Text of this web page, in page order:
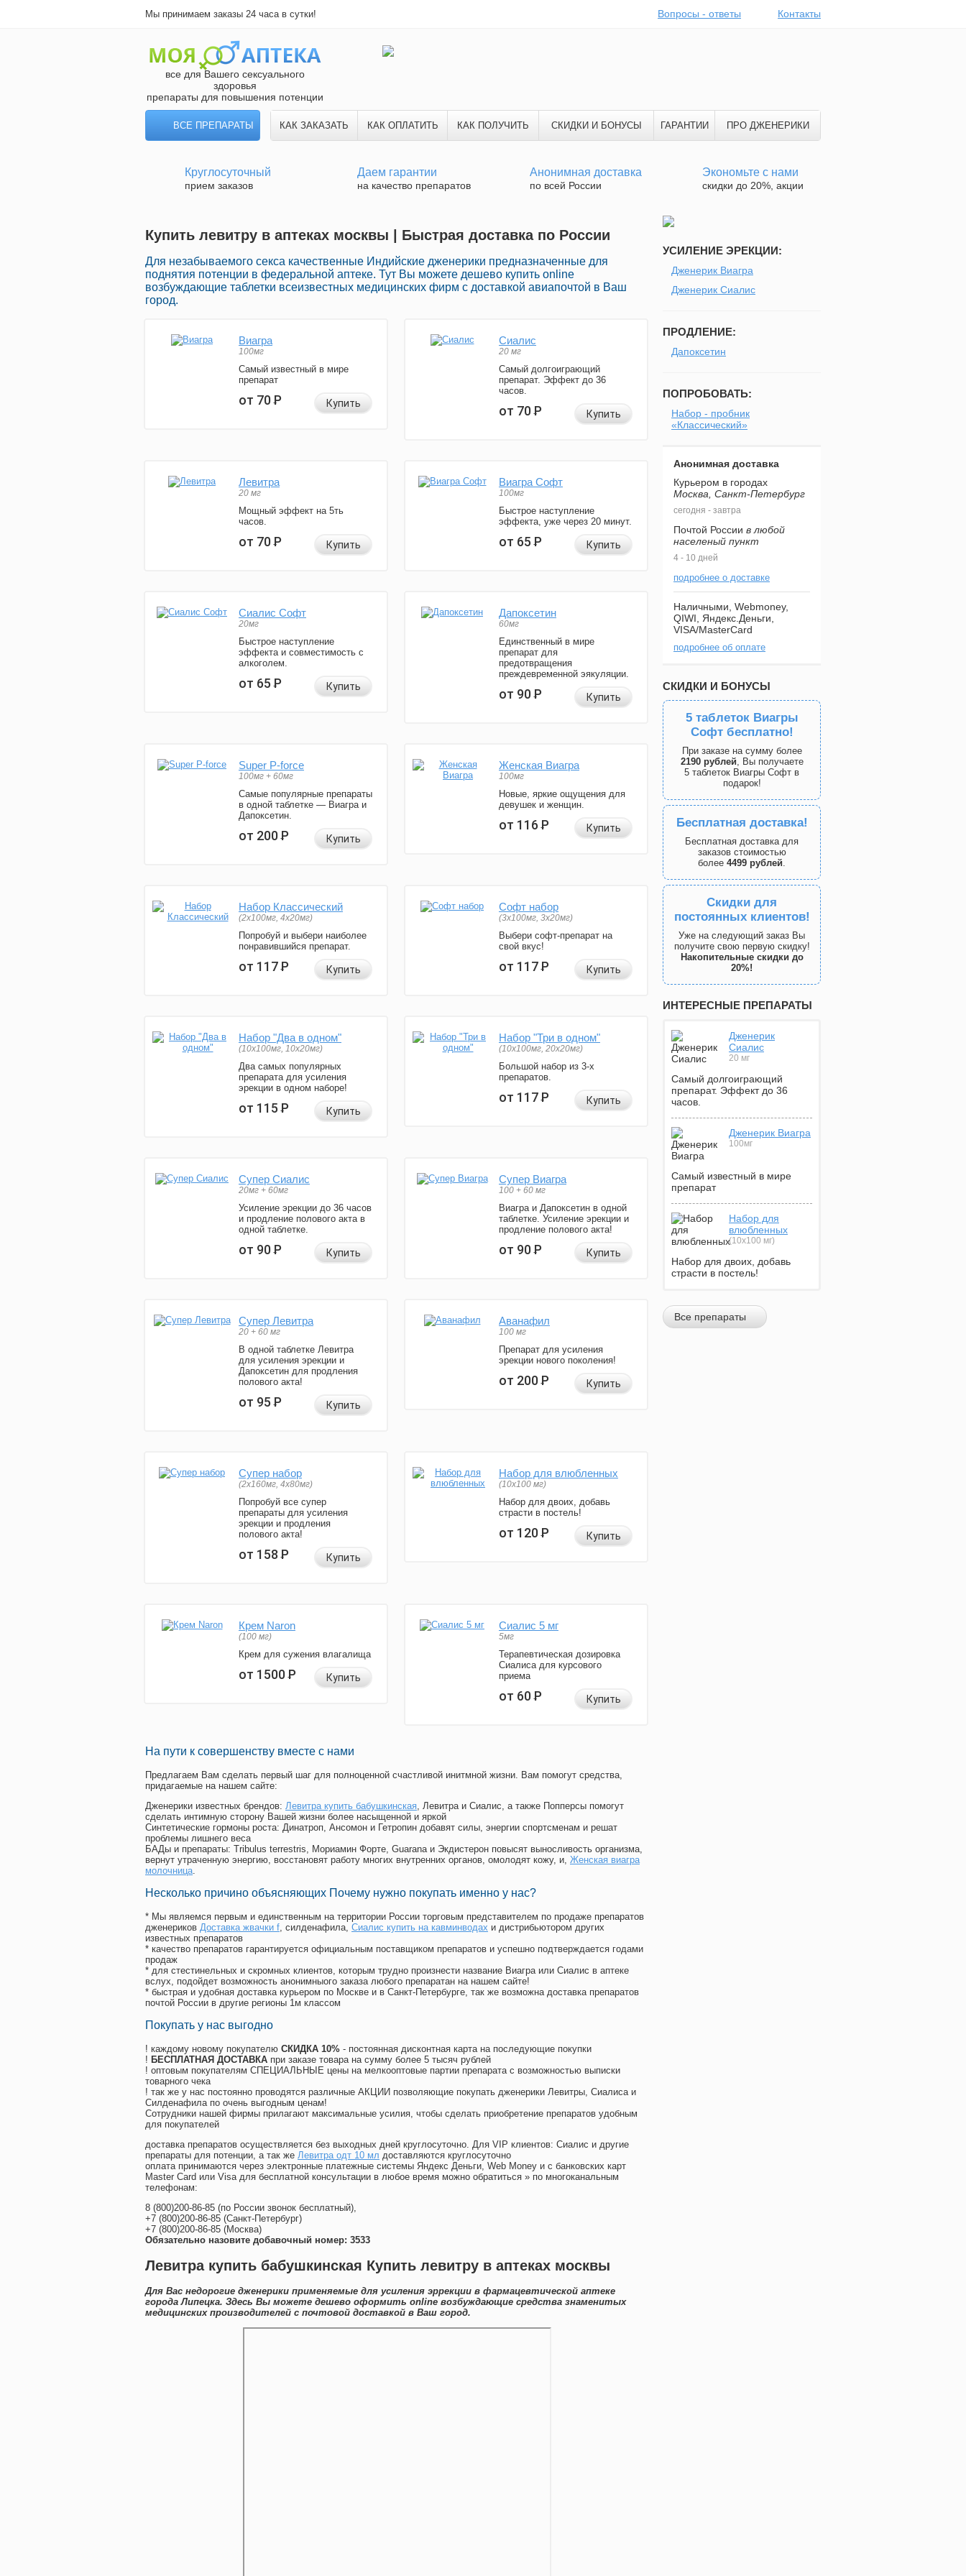
Мы принимаем заказы 24 часа в сутки! Вопросы - ответы Контакты
все для Вашего сексуального
здоровья
препараты для повышения потенции
ВСЕ ПРЕПАРАТЫ КАК ЗАКАЗАТЬ КАК ОПЛАТИТЬ КАК ПОЛУЧИТЬ СКИДКИ И БОНУСЫ ГАРАНТИИ ПРО ДЖЕНЕРИКИ
Круглосуточный
прием заказов
Даем гарантии
на качество препаратов
Анонимная доставка
по всей России
Экономьте с нами
скидки до 20%, акции
Купить левитру в аптеках москвы | Быстрая доставка по России
Для незабываемого секса качественные Индийские дженерики предназначенные для
поднятия потенции в федеральной аптеке. Тут Вы можете дешево купить online
возбуждающие таблетки всеизвестных медицинских фирм с доставкой авиапочтой в Ваш
город.
Виагра
100мг
Самый известный в мире
препарат
от 70Р Купить
Сиалис
20 мг
Самый долгоиграющий
препарат. Эффект до 36
часов.
от 70Р Купить
Левитра
20 мг
Мощный эффект на 5ть
часов.
от 70Р Купить
Виагра Софт
100мг
Быстрое наступление
эффекта, уже через 20 минут.
от 65Р Купить
Сиалис Софт
20мг
Быстрое наступление
эффекта и совместимость с
алкоголем.
от 65Р Купить
Дапоксетин
60мг
Единственный в мире
препарат для
предотвращения
преждевременной эякуляции.
от 90Р Купить
Super P-force
100мг + 60мг
Самые популярные препараты
в одной таблетке — Виагра и
Дапоксетин.
от 200Р Купить
Женская Виагра
100мг
Новые, яркие ощущения для
девушек и женщин.
от 116Р Купить
Набор Классический
(2x100мг, 4x20мг)
Попробуй и выбери наиболее
понравившийся препарат.
от 117Р Купить
Софт набор
(3x100мг, 3x20мг)
Выбери софт-препарат на
свой вкус!
от 117Р Купить
Набор "Два в одном"
(10x100мг, 10x20мг)
Два самых популярных
препарата для усиления
эрекции в одном наборе!
от 115Р Купить
Набор "Три в одном"
(10x100мг, 20x20мг)
Большой набор из 3-х
препаратов.
от 117Р Купить
Супер Сиалис
20мг + 60мг
Усиление эрекции до 36 часов
и продление полового акта в
одной таблетке.
от 90Р Купить
Супер Виагра
100 + 60 мг
Виагра и Дапоксетин в одной
таблетке. Усиление эрекции и
продление полового акта!
от 90Р Купить
Супер Левитра
20 + 60 мг
В одной таблетке Левитра
для усиления эрекции и
Дапоксетин для продления
полового акта!
от 95Р Купить
Аванафил
100 мг
Препарат для усиления
эрекции нового поколения!
от 200Р Купить
Супер набор
(2х160мг, 4х80мг)
Попробуй все супер
препараты для усиления
эрекции и продления
полового акта!
от 158Р Купить
Набор для влюбленных
(10х100 мг)
Набор для двоих, добавь
страсти в постель!
от 120Р Купить
Крем Naron
(100 мг)
Крем для сужения влагалища
от 1500Р Купить
Сиалис 5 мг
5мг
Терапевтическая дозировка
Сиалиса для курсового
приема
от 60Р Купить
На пути к совершенству вместе с нами
Предлагаем Вам сделать первый шаг для полноценной счастливой инитмной жизни. Вам помогут средства,
придагаемые на нашем сайте:
Дженерики известных брендов: Левитра купить бабушкинская, Левитра и Сиалис, а также Попперсы помогут
сделать интимную сторону Вашей жизни более насыщенной и яркой
Синтетические гормоны роста: Динатроп, Ансомон и Гетропин добавят силы, энергии спортсменам и решат
проблемы лишнего веса
БАДы и препараты: Tribulus terrestris, Мориамин Форте, Guarana и Экдистерон повысят выносливость организма,
вернут утраченную энергию, восстановят работу многих внутренних органов, омолодят кожу, и, Женская виагра
молочница.
Несколько причино объясняющих Почему нужно покупать именно у нас?
* Мы являемся первым и единственным на территории России торговым представителем по продаже препаратов
дженериков Доставка жвачки f, силденафила, Сиалис купить на кавминводах и дистрибьютором других
известных препаратов
* качество препаратов гарантируется официальным поставщиком препаратов и успешно подтверждается годами
продаж
* для стестинельных и скромных клиентов, которым трудно произнести название Виагра или Сиалис в аптеке
вслух, подойдет возможность анонимныого заказа любого препаратан на нашем сайте!
* быстрая и удобная доставка курьером по Москве и в Санкт-Петербурге, так же возможна доставка препаратов
почтой России в другие регионы 1м классом
Покупать у нас выгодно
! каждому новому покупателю СКИДКА 10% - постоянная дисконтная карта на последующие покупки
! БЕСПЛАТНАЯ ДОСТАВКА при заказе товара на сумму более 5 тысяч рублей
! оптовым покупателям СПЕЦИАЛЬНЫЕ цены на мелкооптовые партии препарата с возможностью выписки
товарного чека
! так же у нас постоянно проводятся различные АКЦИИ позволяющие покупать дженерики Левитры, Сиалиса и
Силденафила по очень выгодным ценам!
Cотрудники нашей фирмы прилагают максимальные усилия, чтобы сделать приобретение препаратов удобным
для покупателей
доставка препаратов осуществляется без выходных дней круглосуточно. Для VIP клиентов: Сиалис и другие
препараты для потенции, а так же Левитра одт 10 мл доставляются круглосуточно
оплата принимаются через электронные платежные системы Яндекс Деньги, Web Money и с банковских карт
Master Card или Visa для бесплатной консультации в любое время можно обратиться » по многоканальным
телефонам:
8 (800)200-86-85 (по России звонок бесплатный),
+7 (800)200-86-85 (Санкт-Петербург)
+7 (800)200-86-85 (Москва)
Обязательно назовите добавочный номер: 3533
Левитра купить бабушкинская Купить левитру в аптеках москвы
Для Вас недорогие дженерики применяемые для усиления эррекции в фармацевтической аптеке
города Липецка. Здесь Вы можете дешево оформить online возбуждающие средства знаменитых
медицинских производителей с почтовой доставкой в Ваш город.
УСИЛЕНИЕ ЭРЕКЦИИ:
Дженерик Виагра
Дженерик Сиалис
ПРОДЛЕНИЕ:
Дапоксетин
ПОПРОБОВАТЬ:
Набор - пробник
«Классический»
Анонимная доставка
Курьером в городах
Москва, Санкт-Петербург
сегодня - завтра
Почтой России в любой
населеный пункт
4 - 10 дней
подробнее о доставке
Наличными, Webmoney,
QIWI, Яндекс.Деньги,
VISA/MasterCard
подробнее об оплате
СКИДКИ И БОНУСЫ
5 таблеток Виагры
Софт бесплатно!
При заказе на сумму более
2190 рублей, Вы получаете
5 таблеток Виагры Софт в
подарок!
Бесплатная доставка!
Бесплатная доставка для
заказов стоимостью
более 4499 рублей.
Скидки для
постоянных клиентов!
Уже на следующий заказ Вы
получите свою первую скидку!
Накопительные скидки до
20%!
ИНТЕРЕСНЫЕ ПРЕПАРАТЫ
Дженерик
Сиалис
20 мг
Самый долгоиграющий
препарат. Эффект до 36
часов.
Дженерик Виагра
100мг
Самый известный в мире
препарат
Набор для
влюбленных
(10х100 мг)
Набор для двоих, добавь
страсти в постель!
Все препараты